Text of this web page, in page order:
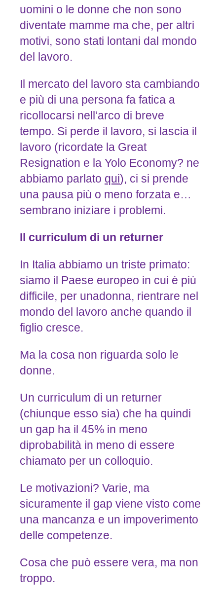
uomini o le donne che non sono
diventate mamme ma che, per altri
motivi, sono stati lontani dal mondo
del lavoro.
Il mercato del lavoro sta cambiando
e più di una persona fa fatica a
ricollocarsi nell’arco di breve
tempo. Si perde il lavoro, si lascia il
lavoro (ricordate la Great
Resignation e la Yolo Economy? ne
abbiamo parlato qui), ci si prende
una pausa più o meno forzata e…
sembrano iniziare i problemi.
Il curriculum di un returner
In Italia abbiamo un triste primato:
siamo il Paese europeo in cui è più
difficile, per unadonna, rientrare nel
mondo del lavoro anche quando il
figlio cresce.
Ma la cosa non riguarda solo le
donne.
Un curriculum di un returner
(chiunque esso sia) che ha quindi
un gap ha il 45% in meno
diprobabilità in meno di essere
chiamato per un colloquio.
Le motivazioni? Varie, ma
sicuramente il gap viene visto come
una mancanza e un impoverimento
delle competenze.
Cosa che può essere vera, ma non
troppo.